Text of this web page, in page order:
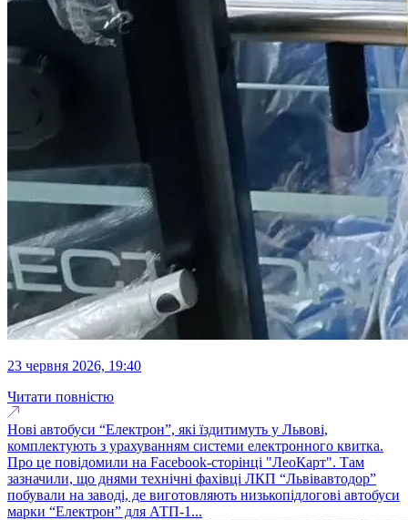
23 червня 2026, 19:40
Читати повністю
Нові автобуси “Електрон”, які їздитимуть у Львові,
комплектують з урахуванням системи електронного квитка.
Про це повідомили на Facebook-сторінці "ЛеоКарт". Там
зазначили, що днями технічні фахівці ЛКП “Львівавтодор”
побували на заводі, де виготовляють низькопідлогові автобуси
марки “Електрон” для АТП-1...